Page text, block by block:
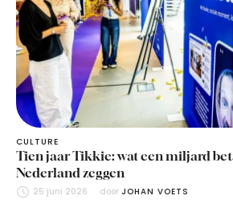
CULTURE
Tien jaar Tikkie: wat een miljard
Nederland zeggen
25 juni 2026 door JOHAN VOETS